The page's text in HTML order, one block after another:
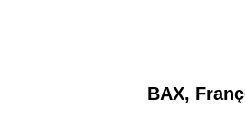
BAX,